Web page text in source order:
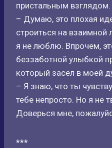
пристальным взглядом.
– Думаю, это плохая
строиться на взаимной
я не люблю. Впрочем,
беззаботной улыбкой
который засел в моей
– Я знаю, что ты
тебе непросто. Но я не
Доверься мне,
***